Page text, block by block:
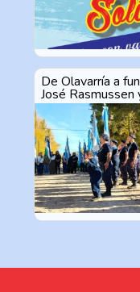
De Olavarría a
José